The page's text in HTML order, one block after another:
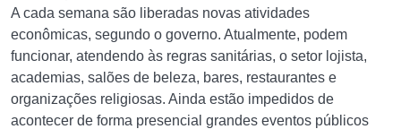
A cada semana são liberadas novas atividades
econômicas, segundo o governo. Atualmente, podem
funcionar, atendendo às regras sanitárias, o setor lojista,
academias, salões de beleza, bares, restaurantes e
organizações religiosas. Ainda estão impedidos de
acontecer de forma presencial grandes eventos públicos